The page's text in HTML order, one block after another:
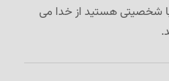
شخصیتی هستید از خدا می